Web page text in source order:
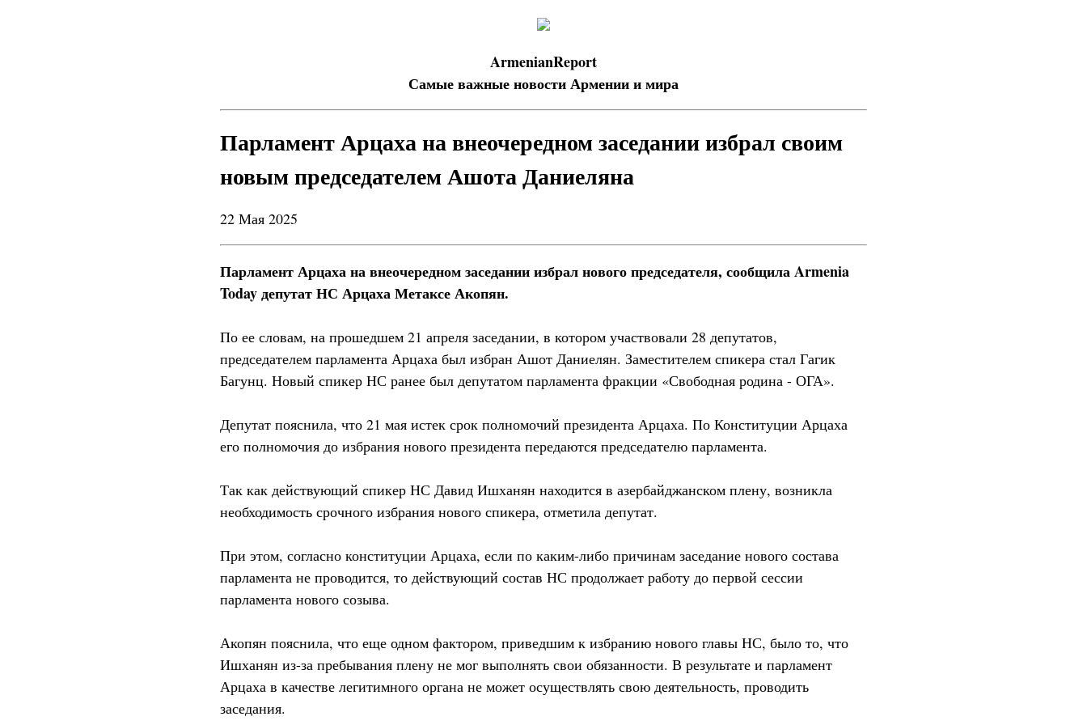
ArmenianReport
Самые важные новости Армении и мира
Парламент Арцаха на внеочередном заседании избрал своим
новым председателем Ашота Даниеляна
22 Мая 2025
Парламент Арцаха на внеочередном заседании избрал нового председателя, сообщила Armenia
Today депутат НС Арцаха Метаксе Акопян.
По ее словам, на прошедшем 21 апреля заседании, в котором участвовали 28 депутатов,
председателем парламента Арцаха был избран Ашот Даниелян. Заместителем спикера стал Гагик
Багунц. Новый спикер НС ранее был депутатом парламента фракции «Свободная родина - ОГА».
Депутат пояснила, что 21 мая истек срок полномочий президента Арцаха. По Конституции Арцаха
его полномочия до избрания нового президента передаются председателю парламента.
Так как действующий спикер НС Давид Ишханян находится в азербайджанском плену, возникла
необходимость срочного избрания нового спикера, отметила депутат.
При этом, согласно конституции Арцаха, если по каким-либо причинам заседание нового состава
парламента не проводится, то действующий состав НС продолжает работу до первой сессии
парламента нового созыва.
Акопян пояснила, что еще одном фактором, приведшим к избранию нового главы НС, было то, что
Ишханян из-за пребывания плену не мог выполнять свои обязанности. В результате и парламент
Арцаха в качестве легитимного органа не может осуществлять свою деятельность, проводить
заседания.